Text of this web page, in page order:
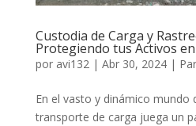
Custodia de Carga y
Protegiendo tus Activos
por avi132| Abr 30, 2024|
En el vasto y dinámico mundo
transporte de carga juega un